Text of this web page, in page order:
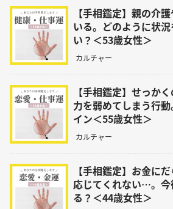
【手相鑑定】親の介
いる。どのように状
い？＜53歳女性＞
カルチャー
【手相鑑定】せっか
力を弱めてしまう行
イン＜55歳女性＞
カルチャー
【手相鑑定】お金に
応じてくれない…。今
る？＜44歳女性＞